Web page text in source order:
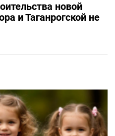
новой
и Таганрогской не